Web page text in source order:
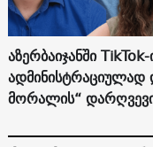
აზერბაიჯანში
ადმინისტრაციულად
მორალის“